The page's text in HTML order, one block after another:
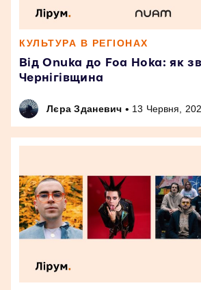
КУЛЬТУРА В РЕГІОНАХ
Від Onuka до Foa Hoka: як
Чернігівщина
Лєра Зданевич • 13 Червня,